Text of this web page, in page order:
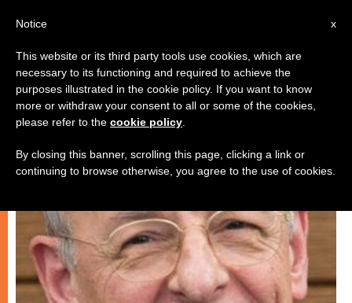
ARTE E CULTURA
x
Notice
This website or its third party tools use cookies, which are
necessary to its functioning and required to achieve the
purposes illustrated in the cookie policy. If you want to know
more or withdraw your consent to all or some of the cookies,
please refer to the cookie policy
By closing this banner, scrolling this page, clicking a link or
continuing to browse otherwise, you agree to the use of cookies.